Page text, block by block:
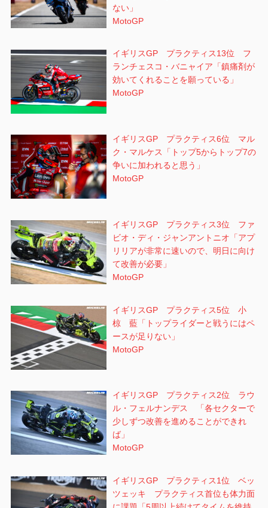
ない」
MotoGP
イギリスGP プラクティス13位 フ
ランチェスコ・バニャイア「鎮痛剤が
効いてくれることを願っている」
MotoGP
イギリスGP プラクティス6位 マル
ク・マルケス「トップ5からトップ7の
争いに加われると思う」
MotoGP
イギリスGP プラクティス3位 ファ
ビオ・ディ・ジャンアントニオ「アプ
リリアが非常に速いので、明日に向け
て改善が必要」
MotoGP
イギリスGP プラクティス5位 小
椋 藍「トップライダーと戦うにはペ
ースが足りない」
MotoGP
イギリスGP プラクティス2位 ラウ
ル・フェルナンデス 「各セクターで
少しずつ改善を進めることができれ
ば」
MotoGP
イギリスGP プラクティス1位 ベッ
ツェッキ プラクティス首位も体力面